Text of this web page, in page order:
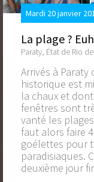
Mardi 20 janvier
La plage ?
Paraty, État de Rio
Arrivés à
historique est
la chaux et
fenêtres sont
vanté les
faut alors faire
goélettes pour
paradisiaques.
deuxième jour